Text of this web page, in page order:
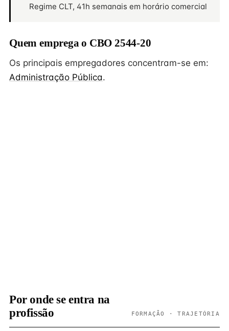
Regime CLT, 41h semanais em horário comercial
Quem emprega o CBO 2544-20
Os principais empregadores concentram-se em:
Administração Pública.
Por onde se entra na
profissão
FORMAÇÃO · TRAJETÓRIA